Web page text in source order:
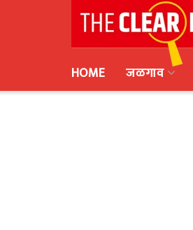
HOME
जळगाव